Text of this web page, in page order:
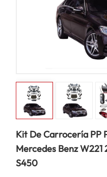
Kit De Carrocería PP
Mercedes Benz
S450